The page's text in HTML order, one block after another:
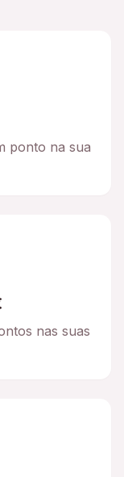
ponto na sua
nas suas